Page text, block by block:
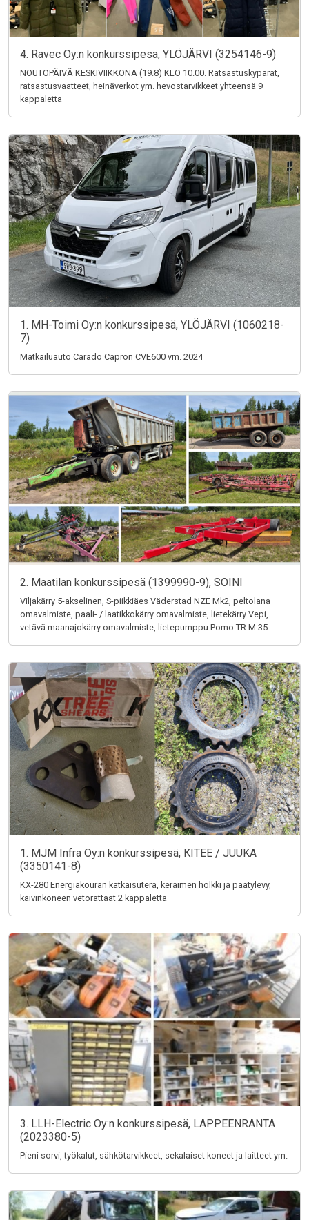
4. Ravec Oy:n konkurssipesä, YLÖJÄRVI (3254146-9)
NOUTOPÄIVÄ KESKIVIIKKONA (19.8) KLO 10.00. Ratsastuskypärät,
ratsastusvaatteet, heinäverkot ym. hevostarvikkeet yhteensä 9
kappaletta
1. MH-Toimi Oy:n konkurssipesä, YLÖJÄRVI (1060218-
7)
Matkailuauto Carado Capron CVE600 vm. 2024
2. Maatilan konkurssipesä (1399990-9), SOINI
Viljakärry 5-akselinen, S-piikkiäes Väderstad NZE Mk2, peltolana
omavalmiste, paali- / laatikkokärry omavalmiste, lietekärry Vepi,
vetävä maanajokärry omavalmiste, lietepumppu Pomo TR M 35
1. MJM Infra Oy:n konkurssipesä, KITEE / JUUKA
(3350141-8)
KX-280 Energiakouran katkaisuterä, keräimen holkki ja päätylevy,
kaivinkoneen vetorattaat 2 kappaletta
3. LLH-Electric Oy:n konkurssipesä, LAPPEENRANTA
(2023380-5)
Pieni sorvi, työkalut, sähkötarvikkeet, sekalaiset koneet ja laitteet ym.